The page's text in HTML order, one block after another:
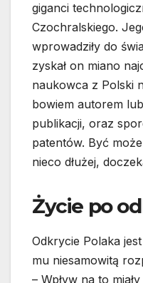
giganci
Czochralskiego.
wprowadziły do
zyskał on miano
naukowca z Polski
bowiem autorem
publikacji, oraz
patentów. Być
nieco dłużej,
Życie po
Odkrycie Polaka
mu niesamowitą
– Wpływ na to